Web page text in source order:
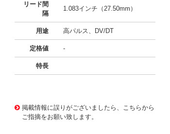
リード間
隔
1.083インチ（27.50mm）
用途 高パルス、DV/DT
定格値 -
特長
掲載情報に誤りがございましたら、こちらから
ご指摘をお願い致します。